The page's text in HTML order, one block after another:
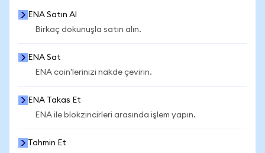
ENA Satın Al
Birkaç dokunuşla satın alın.
ENA Sat
ENA coin'lerinizi nakde çevirin.
ENA Takas Et
ENA ile blokzincirleri arasında işlem yapın.
Tahmin Et